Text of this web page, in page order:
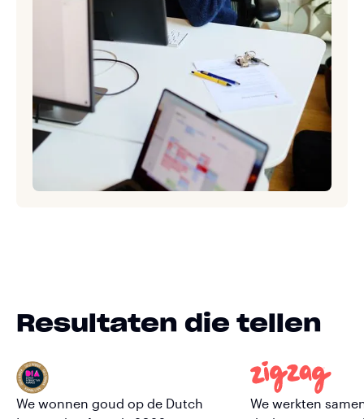
Resultaten die tellen
We wonnen goud op de Dutch
We werkten